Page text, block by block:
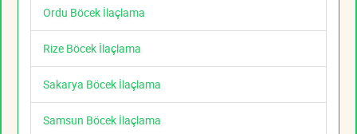
Ordu Böcek İlaçlama
Rize Böcek İlaçlama
Sakarya Böcek İlaçlama
Samsun Böcek İlaçlama